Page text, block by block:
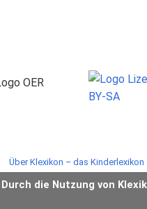
die Nutzung von
Über Klexikon – das Kinderlexikon